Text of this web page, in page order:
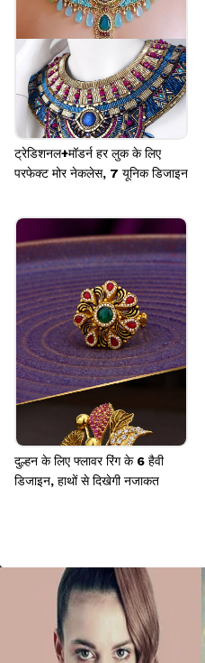
ट्रेडिशनल+मॉडर्न हर लुक के लिए
परफेक्ट मोर नेकलेस, 7 यूनिक डिजाइन
दुल्हन के लिए फ्लावर रिंग के 6 हैवी
डिजाइन, हाथों से दिखेगी नजाकत